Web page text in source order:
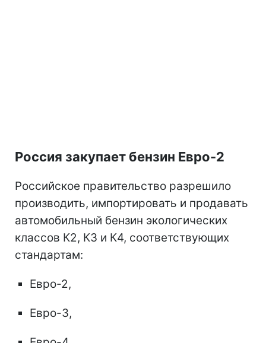
Россия закупает бензин Евро-2
Российское правительство разрешило
производить, импортировать и продавать
автомобильный бензин экологических
классов К2, К3 и К4, соответствующих
стандартам:
Евро-2,
Евро-3,